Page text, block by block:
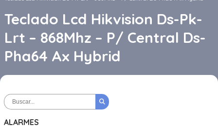
Teclado Lcd Hikvision Ds-Pk-
Lrt – 868Mhz – P/ Central Ds-
Pha64 Ax Hybrid
ALARMES